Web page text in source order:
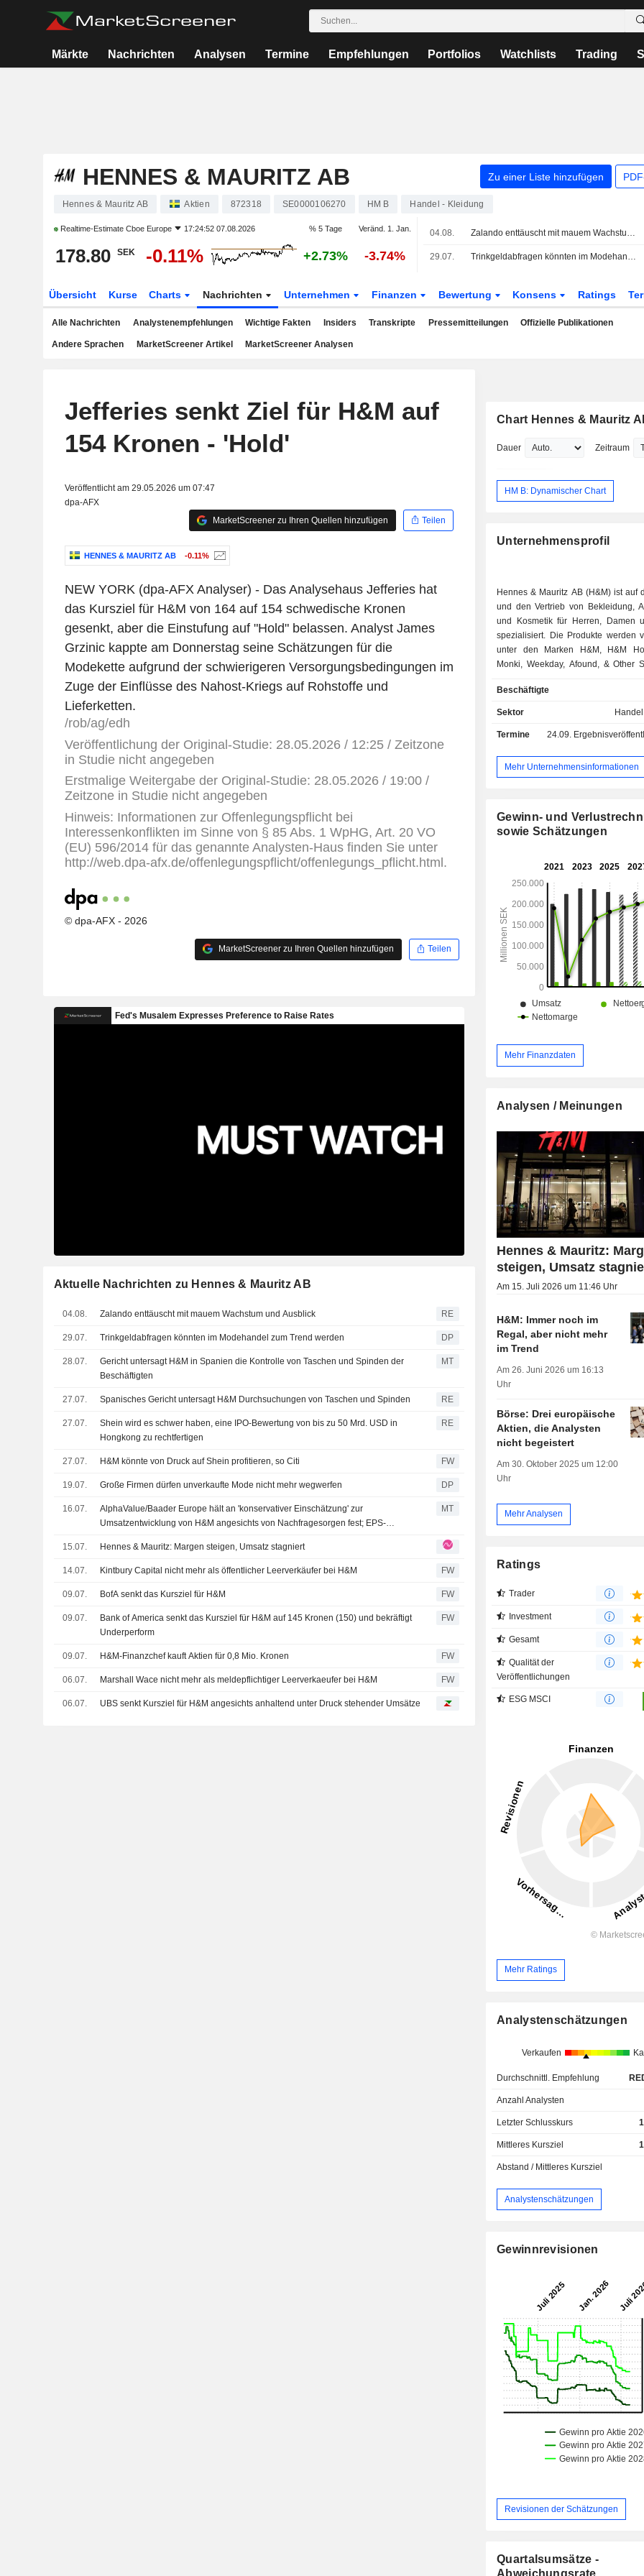
Märkte Nachrichten Analysen Termine Empfehlungen Portfolios Watchlists Trading
HENNES & MAURITZ AB Zu einer Liste hinzufügen
Hennes & Mauritz AB Aktien 872318 SE0000106270 HM B Handel - Kleidung
Realtime-Estimate Cboe Europe 17:24:52 07.08.2026 % 5 Tage Veränd. 1. Jan.
178.80 SEK -0.11% +2.73% -3.74%
04.08. Zalando enttäuscht mit mauem Wachstum und Ausblick
29.07. Trinkgeldabfragen könnten im Modehandel zum Trend werden
Übersicht Kurse Charts Nachrichten Unternehmen Finanzen Bewertung Konsens Ratings
Alle Nachrichten Analystenempfehlungen Wichtige Fakten Insiders Transkripte Pressemitteilungen Offizielle Publikationen
Andere Sprachen MarketScreener Artikel MarketScreener Analysen
Jefferies senkt Ziel für H&M auf
154 Kronen - 'Hold'
Veröffentlicht am 29.05.2026 um 07:47
dpa-AFX
MarketScreener zu Ihren Quellen hinzufügen
Teilen
HENNES & MAURITZ AB -0.11%
NEW YORK (dpa-AFX Analyser) - Das Analysehaus Jefferies hat
das Kursziel für H&M von 164 auf 154 schwedische Kronen
gesenkt, aber die Einstufung auf "Hold" belassen. Analyst James
Grzinic kappte am Donnerstag seine Schätzungen für die
Modekette aufgrund der schwierigeren Versorgungsbedingungen im
Zuge der Einflüsse des Nahost-Kriegs auf Rohstoffe und
Lieferketten.
/rob/ag/edh
Veröffentlichung der Original-Studie: 28.05.2026 / 12:25 / Zeitzone
in Studie nicht angegeben
Erstmalige Weitergabe der Original-Studie: 28.05.2026 / 19:00 /
Zeitzone in Studie nicht angegeben
Hinweis: Informationen zur Offenlegungspflicht bei
Interessenkonflikten im Sinne von § 85 Abs. 1 WpHG, Art. 20 VO
(EU) 596/2014 für das genannte Analysten-Haus finden Sie unter
http://web.dpa-afx.de/offenlegungspflicht/offenlegungs_pflicht.html.
© dpa-AFX - 2026
MarketScreener zu Ihren Quellen hinzufügen Teilen
Aktuelle Nachrichten zu Hennes & Mauritz AB
04.08. Zalando enttäuscht mit mauem Wachstum und Ausblick RE
29.07. Trinkgeldabfragen könnten im Modehandel zum Trend werden DP
28.07.
Gericht untersagt H&M in Spanien die Kontrolle von Taschen und Spinden der
Beschäftigten
MT
27.07. Spanisches Gericht untersagt H&M Durchsuchungen von Taschen und Spinden RE
27.07.
Shein wird es schwer haben, eine IPO-Bewertung von bis zu 50 Mrd. USD in
Hongkong zu rechtfertigen
RE
27.07. H&M könnte von Druck auf Shein profitieren, so Citi FW
19.07. Große Firmen dürfen unverkaufte Mode nicht mehr wegwerfen DP
16.07.
AlphaValue/Baader Europe hält an 'konservativer Einschätzung' zur
Umsatzentwicklung von H&M angesichts von Nachfragesorgen fest; EPS-
MT
15.07. Hennes & Mauritz: Margen steigen, Umsatz stagniert
14.07. Kintbury Capital nicht mehr als öffentlicher Leerverkäufer bei H&M FW
09.07. BofA senkt das Kursziel für H&M FW
09.07.
Bank of America senkt das Kursziel für H&M auf 145 Kronen (150) und bekräftigt
Underperform
FW
09.07. H&M-Finanzchef kauft Aktien für 0,8 Mio. Kronen FW
06.07. Marshall Wace nicht mehr als meldepflichtiger Leerverkaeufer bei H&M FW
06.07. UBS senkt Kursziel für H&M angesichts anhaltend unter Druck stehender Umsätze
Chart Hennes & Mauritz
Dauer Zeitraum
HM B: Dynamischer Chart
Unternehmensprofil
Hennes & Mauritz AB (H&M) ist auf
und den Vertrieb von Bekleidung,
und Kosmetik für Herren, Damen
spezialisiert. Die Produkte werden
unter den Marken H&M, H&M
Monki, Weekday, Afound, & Other
Zulieferern hergestellt. Ende November 2025
werden die Produkte über ein Netz
hauptsächlich in Schweden
dem Vereinigten Königreich (221),
(188), Italien (150) und den
Deutschland (15,7 %), die
(12,7 %), das Vereinigte
Niederlande (3,5 %), Italien (3,1 %),
(3 %), Kanada (2,7 %) und
Beschäftigte
Sektor
Termine 24.09.
Mehr Unternehmensinformationen
Gewinn- und
sowie Schätzungen
Mehr Finanzdaten
Analysen / Meinungen
Hennes & Mauritz:
steigen, Umsatz
Am 15. Juli 2026 um 11:46 Uhr
H&M: Immer noch im
Regal, aber nicht mehr
im Trend
Am 26. Juni 2026 um 16:13
Uhr
Börse: Drei europäische
Aktien, die Analysten
nicht begeistert
Am 30. Oktober 2025 um 12:00
Uhr
Mehr Analysen
Ratings
Trader
Investment
Gesamt
Qualität der
Veröffentlichungen
ESG MSCI
Mehr Ratings
Analystenschätzungen
Verkaufen
Durchschnittl. Empfehlung
Anzahl Analysten
Letzter Schlusskurs
Mittleres Kursziel
Abstand / Mittleres Kursziel
Analystenschätzungen
Gewinnrevisionen
Revisionen der Schätzungen
Quartalsumsätze -